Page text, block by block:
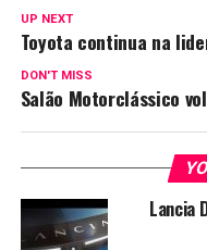
UP NEXT
Toyota continua na
DON'T MISS
Salão Motorclássico
Lancia